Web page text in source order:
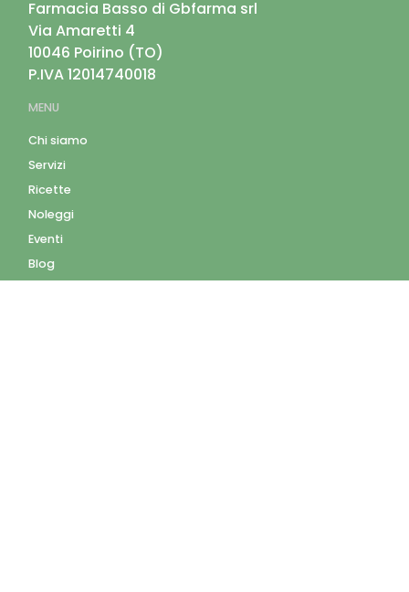
Farmacia Basso di Gbfarma srl
Via Amaretti 4
10046 Poirino (TO)
P.IVA12014740018
MENU
Chi siamo
Servizi
Ricette
Noleggi
Eventi
Blog